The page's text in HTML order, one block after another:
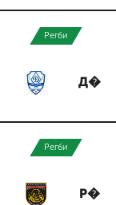
Регби
Д�
Регби
Р�